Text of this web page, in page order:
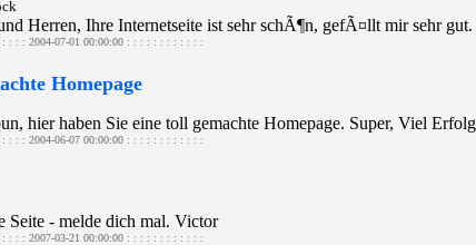
Herren, Ihre Internetseite ist sehr schÃ¶n, gefÃ¤llt mir sehr
: : 2004-07-01 00:00:00 : : : : : : : : : : : :
Homepage
hier haben Sie eine toll gemachte Homepage. Super, Viel
: : 2004-06-07 00:00:00 : : : : : : : : : : : :
Seite - melde dich mal. Victor
: : 2007-03-21 00:00:00 : : : : : : : : : : : :